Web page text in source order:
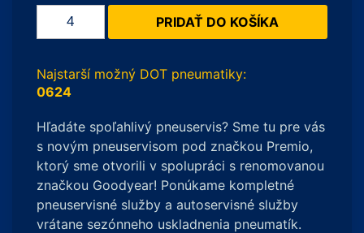
množstvo
SPORT
CUP
CONNECT
XL
245/35
R20
95Y
PRIDAŤ DO KOŠÍKA
Najstarší možný DOT pneumatiky:
0624
Hľadáte spoľahlivý pneuservis? Sme tu pre vás
s novým pneuservisom pod značkou Premio,
ktorý sme otvorili v spolupráci s renomovanou
značkou Goodyear! Ponúkame kompletné
pneuservisné služby a autoservisné služby
vrátane sezónneho uskladnenia pneumatík.